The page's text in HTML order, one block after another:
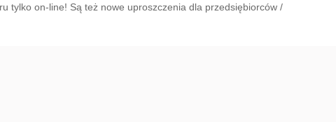
tylko on-line! Są też nowe uproszczenia dla przedsiębiorców /